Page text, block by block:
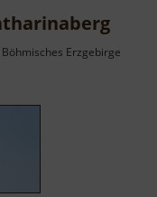
Erzgebirge